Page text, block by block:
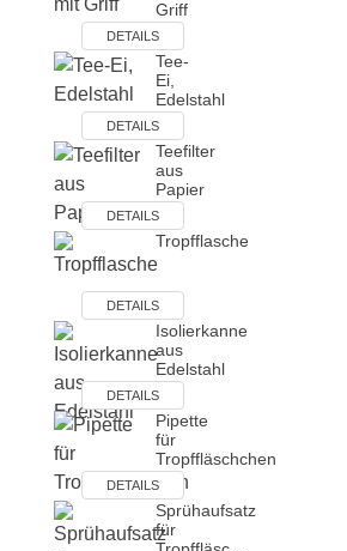
Griff
DETAILS
Tee-
Ei,
Edelstahl
DETAILS
Teefilter
aus
Papier
DETAILS
Tropfflasche
DETAILS
Isolierkanne
aus
Edelstahl
DETAILS
Pipette
für
Tropffläschchen
DETAILS
Sprühaufsatz
für